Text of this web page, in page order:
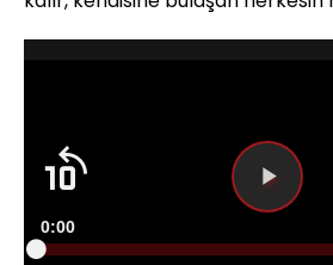
Süre
0:00
Yüklendi: